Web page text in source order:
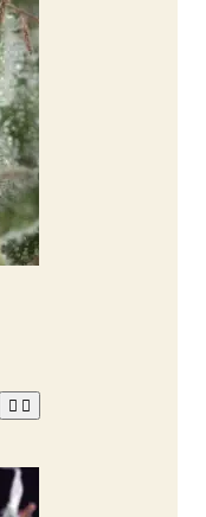
 